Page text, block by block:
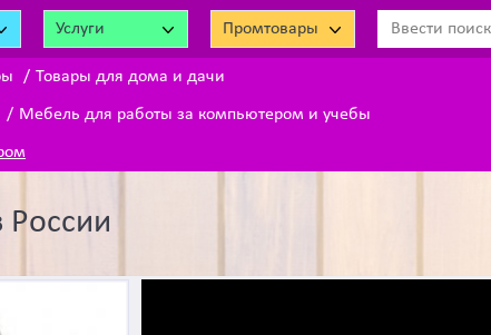
Услуги Промтовары
Товары для дома и дачи
Мебель для работы за компьютером и учебы
России